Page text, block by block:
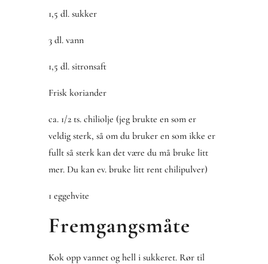
1,5 dl. sukker
3 dl. vann
1,5 dl. sitronsaft
Frisk koriander
ca. 1/2 ts. chiliolje (jeg brukte en som er
veldig sterk, så om du bruker en som ikke er
fullt så sterk kan det være du må bruke litt
mer. Du kan ev. bruke litt rent chilipulver)
1 eggehvite
Fremgangsmåte
Kok opp vannet og hell i sukkeret. Rør til